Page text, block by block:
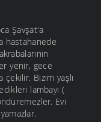
Şavşat'a
hastahanede
yenir, gece
çekilir. Bizim yaşlı
lambayı (
Evi